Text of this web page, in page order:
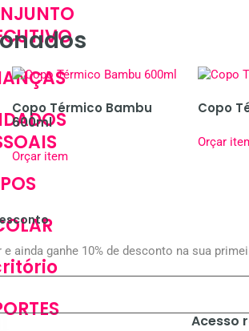
Copo Térmico Bambu
600ml
Orçar item
Copo
Orçar
ainda ganhe 10% de desconto na sua
Acesso